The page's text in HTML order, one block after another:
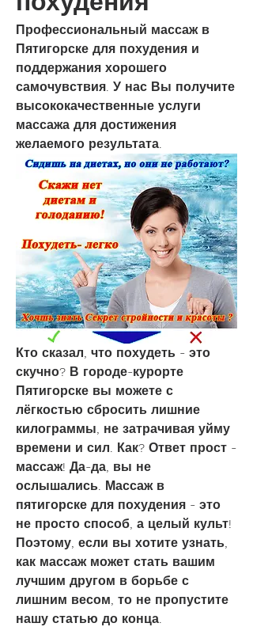
Профессиональный массаж в
Пятигорске для похудения и
поддержания хорошего
самочувствия. У нас Вы получите
высококачественные услуги
массажа для достижения
желаемого результата.
Кто сказал, что похудеть - это
скучно? В городе-курорте
Пятигорске вы можете с
лёгкостью сбросить лишние
килограммы, не затрачивая уйму
времени и сил. Как? Ответ прост -
массаж! Да-да, вы не
ослышались. Массаж в
пятигорске для похудения - это
не просто способ, а целый культ!
Поэтому, если вы хотите узнать,
как массаж может стать вашим
лучшим другом в борьбе с
лишним весом, то не пропустите
нашу статью до конца.